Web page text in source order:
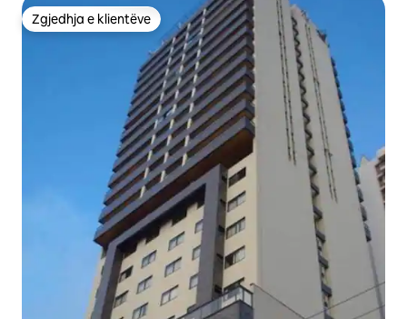
Zgjedhja e klientëve
Zgjedhja e klientëve